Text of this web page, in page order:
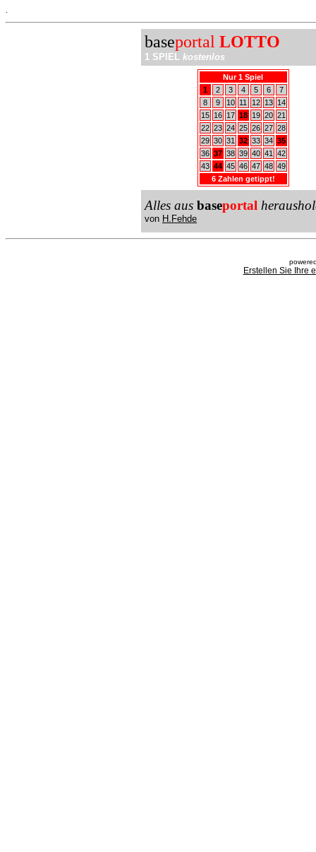
baseportal LOTTO
1 SPIEL kostenlos
Nur 1 Spiel
1
2 3 4 5 6
7
8
9 10 11 12 13
14
15
16 17 18 19 20 21
22 23 24 25 26 27 28
29 30 31 32 33 34 35
36 37 38 39 40 41
42
43 44 45 46 47 48 49
6 Zahlen getippt!
Alles aus baseportal
von H.Fehde
Erstellen Sie Ihre